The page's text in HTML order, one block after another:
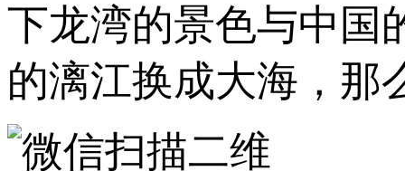
下龙湾的景色与中国
的漓江换成大海，那